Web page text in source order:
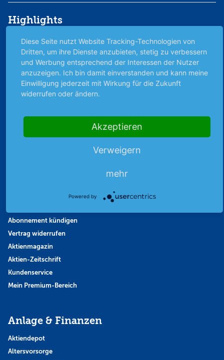
Highlights
Archiv
Börsenbericht
Börsengerüchte
Börsengespräche
Börsennews
Finanzpodcast
Abonnement kündigen
Vertrag widerrufen
Aktienmagazin
Aktien-Zeitschrift
Kundenservice
Mein Premium-Bereich
Anlage & Finanzen
Aktiendepot
Altersvorsorge
Diese Seite nutzt Website Tracking-Technologien von
Dritten, um ihre Dienste anzubieten, stetig zu verbessern
und Werbung entsprechend der Interessen der Nutzer
anzuzeigen. Ich bin damit einverstanden und kann meine
Einwilligung jederzeit mit Wirkung für die Zukunft
widerrufen oder ändern.
Akzeptieren
Verweigern
mehr
Powered by